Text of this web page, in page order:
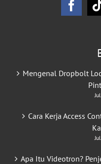
Mengenal Dropbolt
Cara Kerja Access
Apa Itu Videotron?